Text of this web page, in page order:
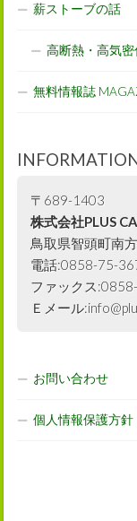
薪ストーブの話
高断熱・高気
無料情報誌
〒689-1403
株式会社PLUS
鳥取県智頭町南
電話:0858-75-
ファックス
Ｅメール
お問い合わせ
個人情報保護方針